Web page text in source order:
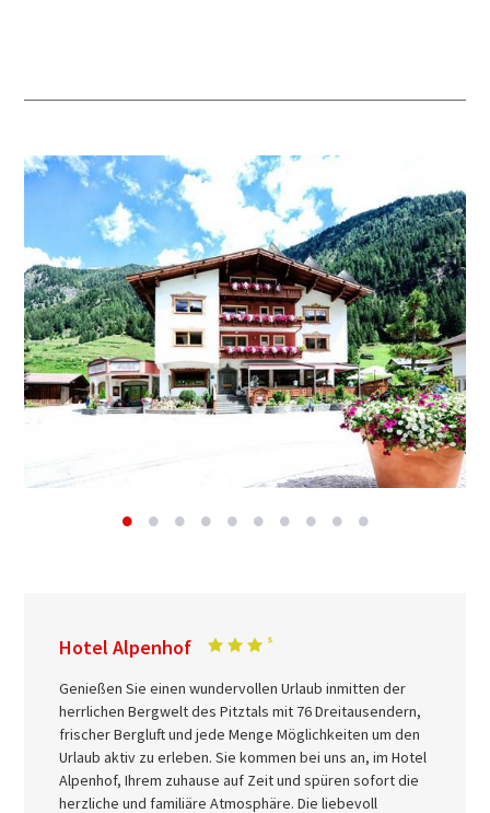
Hotel Alpenhof
Genießen Sie einen wundervollen Urlaub inmitten der
herrlichen Bergwelt des Pitztals mit 76 Dreitausendern,
frischer Bergluft und jede Menge Möglichkeiten um den
Urlaub aktiv zu erleben. Sie kommen bei uns an, im Hotel
Alpenhof, Ihrem zuhause auf Zeit und spüren sofort die
herzliche und familiäre Atmosphäre. Die liebevoll